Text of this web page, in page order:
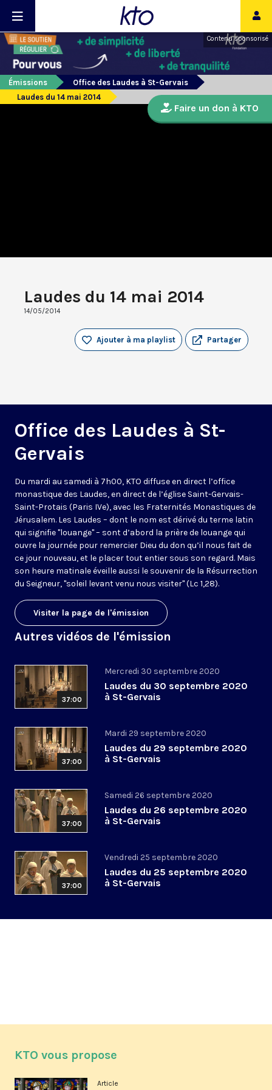
Contenu sponsorisé
Émissions
Office des Laudes à St-Gervais
Laudes du 14 mai 2014
Laudes du 14 mai 2014
14/05/2014
Partager
Ajouter à ma playlist
Office des Laudes à St-
Gervais
Du mardi au samedi à 7h00, KTO diffuse en direct l’office
monastique des Laudes, en direct de l’église Saint-Gervais-
Saint-Protais (Paris IVe), avec les Fraternités Monastiques de
Jérusalem. Les Laudes – dont le nom est dérivé du terme latin
qui signifie "louange" – sont d’abord la prière de louange qui
ouvre la journée pour remercier Dieu du don qu’il nous fait de
ce jour nouveau, et le placer tout entier sous son regard. Mais
son heure matinale éveille aussi le souvenir de la Résurrection
du Seigneur, "soleil levant venu nous visiter" (Lc 1,28).
Visiter la page de l'émission
Autres vidéos de l'émission
37:00
Mercredi 30 septembre 2020
Laudes du 30 septembre 2020
à St-Gervais
37:00
Mardi 29 septembre 2020
Laudes du 29 septembre 2020
à St-Gervais
37:00
Samedi 26 septembre 2020
Laudes du 26 septembre 2020
à St-Gervais
37:00
Vendredi 25 septembre 2020
Laudes du 25 septembre 2020
à St-Gervais
Faire un don à KTO
KTO vous propose
Article